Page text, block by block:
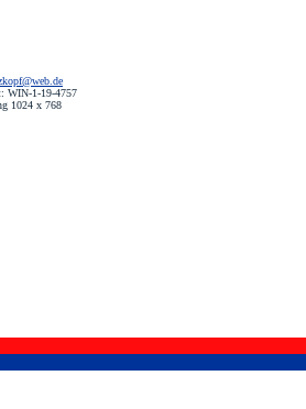
WIN-1-19-4757
1024 x 768